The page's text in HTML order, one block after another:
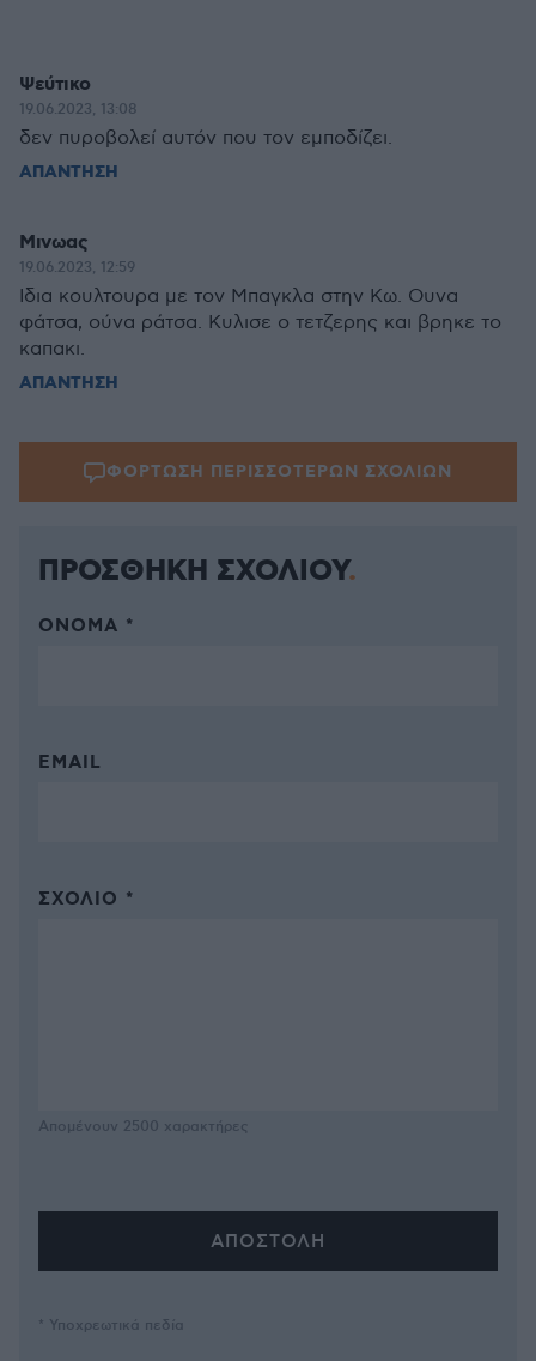
Ψεύτικο
19.06.2023, 13:08
δεν πυροβολεί αυτόν που τον εμποδίζει.
ΑΠΑΝΤΗΣΗ
Μινωας
19.06.2023, 12:59
Ιδια κουλτουρα με τον Μπαγκλα στην Κω. Ουνα
φάτσα, ούνα ράτσα. Κυλισε ο τετζερης και βρηκε το
καπακι.
ΑΠΑΝΤΗΣΗ
ΦΟΡΤΩΣΗ ΠΕΡΙΣΣΟΤΕΡΩΝ ΣΧΟΛΙΩΝ
ΠΡΟΣΘΗΚΗ ΣΧΟΛΙΟΥ
ΌΝΟΜΑ *
EMAIL
ΣΧΌΛΙΟ *
Απομένουν 2500 χαρακτήρες
* Υποχρεωτικά πεδία